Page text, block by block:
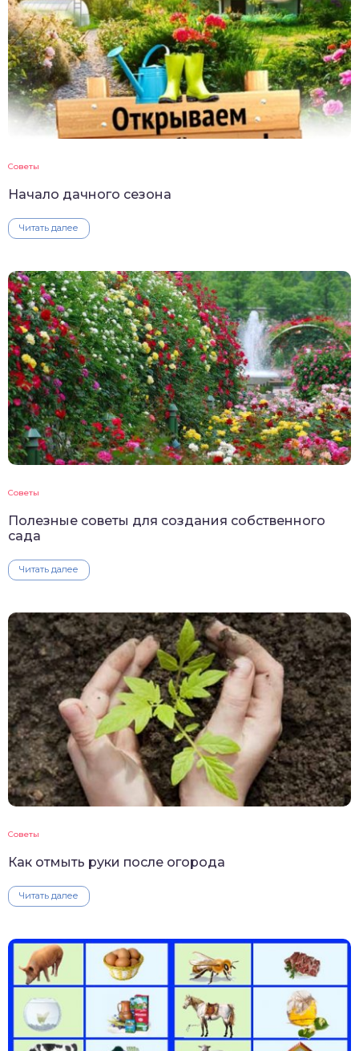
Советы
Начало дачного сезона
Читать далее
Советы
Полезные советы для создания собственного
сада
Читать далее
Советы
Как отмыть руки после огорода
Читать далее